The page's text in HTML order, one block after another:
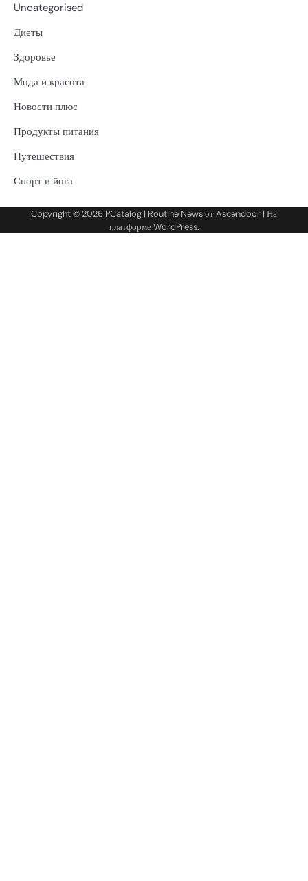
Uncategorised
Диеты
Здоровье
Мода и красота
Новости плюс
Продукты питания
Путешествия
Спорт и йога
Copyright © 2026 PCatalog | Routine News отAscendoor | На
платформеWordPress.